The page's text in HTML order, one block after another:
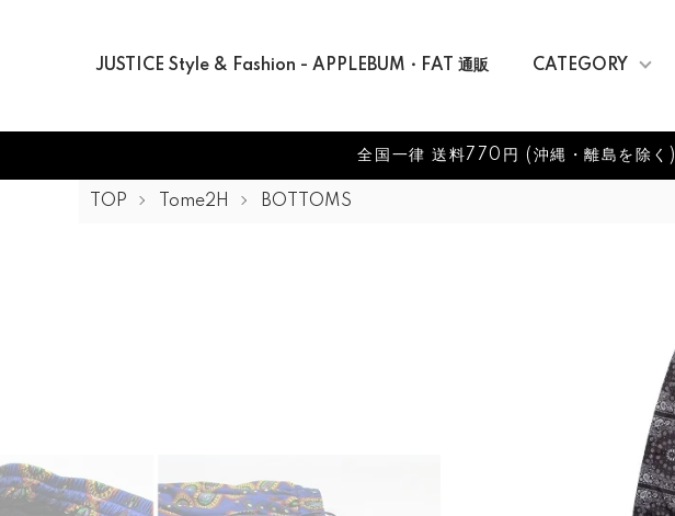
JUSTICE Style & Fashion - APPLEBUM・FAT 通販 CATEGORY
全国一律 送料770円 (沖縄・離島を除く)
TOP Tome2H BOTTOMS